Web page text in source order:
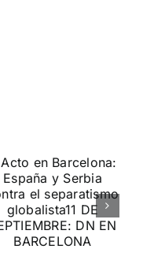
acto DN
contra la
invasión
migratoria
y el gran